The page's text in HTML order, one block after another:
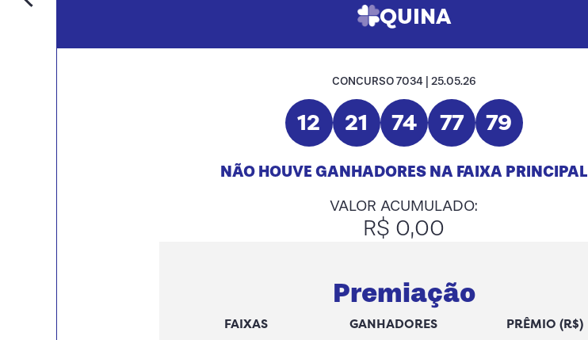
QUINA
CONCURSO 7034 | 25.05.26
12 21 74 77 79
NÃO HOUVE GANHADORES NA FAIXA PRINCIPAL
VALOR ACUMULADO:
R$ 0,00
Premiação
FAIXAS GANHADORES PRÊMIO (R$)